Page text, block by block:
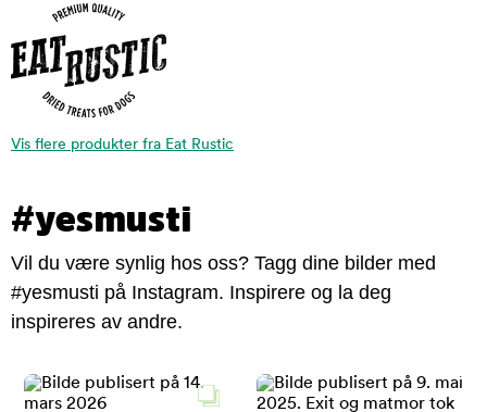
Vis flere produkter fra Eat Rustic
#yesmusti
Vil du være synlig hos oss? Tagg dine bilder med
#yesmusti på Instagram. Inspirere og la deg
inspireres av andre.